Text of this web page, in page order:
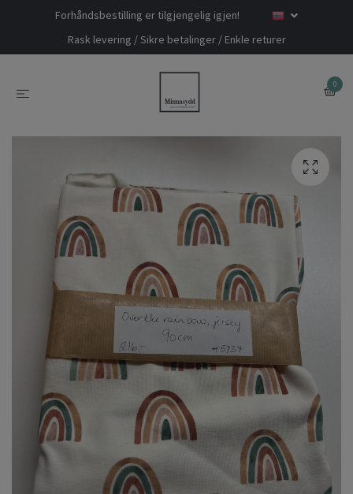
Forhåndsbestilling er tilgjengelig igjen!
Rask levering / Sikre betalinger / Enkle returer
0